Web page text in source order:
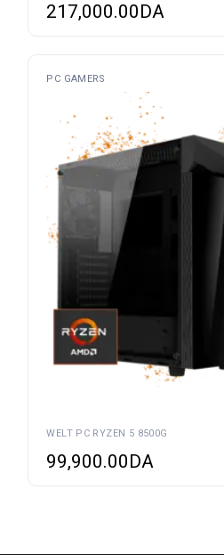
217,000.00DA
PC GAMERS
WELT PC RYZEN 5 8500G
99,900.00DA